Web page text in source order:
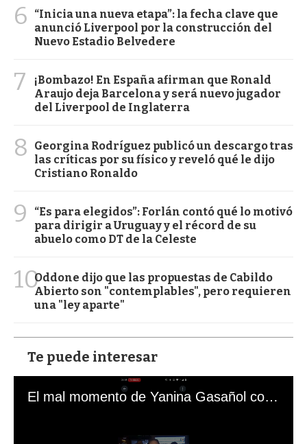
6
“Inicia una nueva etapa”: la fecha clave que
anunció Liverpool por la construcción del
Nuevo Estadio Belvedere
7
¡Bombazo! En España afirman que Ronald
Araujo deja Barcelona y será nuevo jugador
del Liverpool de Inglaterra
8
Georgina Rodríguez publicó un descargo tras
las críticas por su físico y reveló qué le dijo
Cristiano Ronaldo
9
“Es para elegidos”: Forlán contó qué lo motivó
para dirigir a Uruguay y el récord de su
abuelo como DT de la Celeste
10Oddone dijo que las propuestas de Cabildo
Abierto son "contemplables", pero requieren
una "ley aparte"
Te puede interesar
El mal momento de Yanina Gasañol con un hincha argentino en "Subrayado"